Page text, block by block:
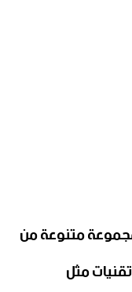
مجموعة متنوعة من
مثل